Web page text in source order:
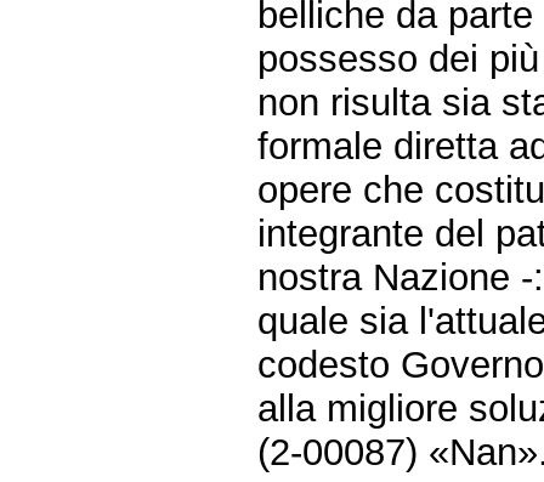
belliche da
possesso dei
non risulta sia
formale diretta
opere che
integrante del
nostra Nazione -:
quale sia
codesto
alla migliore
(2-00087)